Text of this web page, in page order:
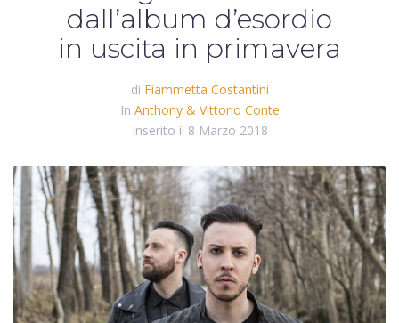
dall’album d’esordio
in uscita in primavera
di Fiammetta Costantini
In Anthony & Vittorio Conte
Inserito il 8 Marzo 2018